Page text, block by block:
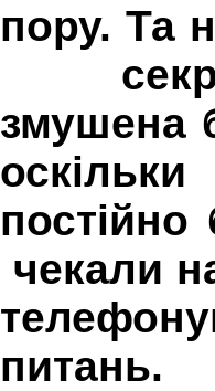
пору. Та
змушена
постійно
чекали
питань.